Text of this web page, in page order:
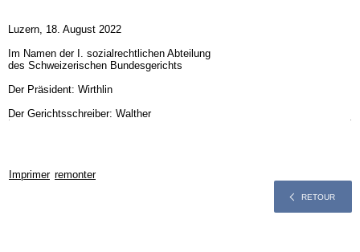
Luzern, 18. August 2022
Im Namen der I. sozialrechtlichen Abteilung
des Schweizerischen Bundesgerichts
Der Präsident: Wirthlin
Der Gerichtsschreiber: Walther
Imprimer remonter
RETOUR